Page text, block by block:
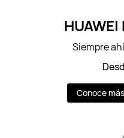
Siempre
Conoce más